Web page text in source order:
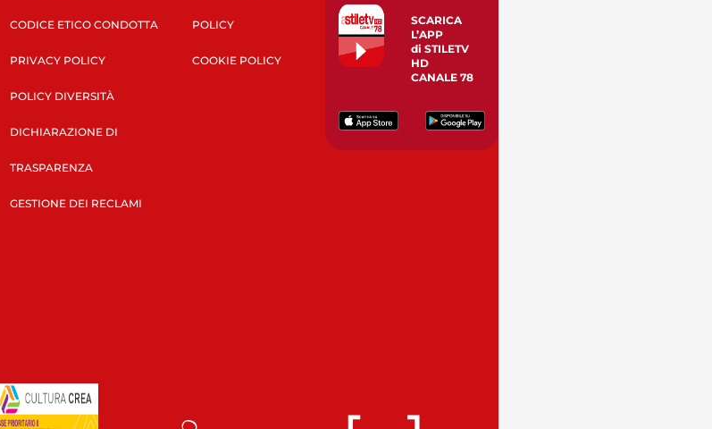
CODICE ETICO CONDOTTA
PRIVACY POLICY
POLICY DIVERSITÀ
DICHIARAZIONE DI
TRASPARENZA
GESTIONE DEI RECLAMI
POLICY
COOKIE POLICY
SCARICA
L’APP
di STILETV
HD
CANALE 78